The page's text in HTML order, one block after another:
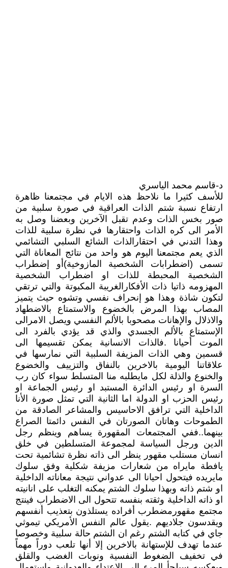
د-قاسم محمد الياسري
للأسف كثيرا ما نلاحظ هذه الايام في مجتمعنا ظاهرة
ارتفاع نسبة شتم الذات العراقية في صورة سلبية من
صور بخس الذات وعدم تقبل الآخرين وبعضنا وصل به
الأمر الى كره الذات واحتقارها في نظرة سلبية للذات
وهذا التدني في احتقارالذات الشائع السلبي التشائمي
الذي يعم مجتمعنا اليوم هو واحد من نتائج المعاناة التي
تسمى (اضطرابات الشخصية المازوخية)أو إضطراب
الشخصية المحبطة للذات او اضطراب الشخصية
المهزومه ذاتيا ذات الأفكارالغريبة المكبوتة والتي ترتقي
لتكون شاذة وهذا هو إنحراف نفسي وتشوه حيث يتميز
المصاب بهذا المرض بالخضوع والاستمتاع بالاضطهاد
والاذلال والإهانات مصحوبا بالألم النفسي ويصل الامرالى
الإستمتاع بالألم الجسدي والذي قد يؤدي بالفرد الى
الموت أحيانا .فالذات الانسانية يمكن تقسيمها الى
قسمين وهي الذات المزيفة السلبية التي نمارسها في
علاقاتنا اليومية بالاخرين بالنفاق والتزييف والخضوع
والخنوع والذلة لكل مايطلبه منا المتسلط سواء كان رب
السرة او رئيس الدائرة المستبد او رئيس الجماعة او
رئيس الحزب او الدولة اما الثانية التي تمثل صورة الأنا
الداخلية التي ترافق الاحاسيس والمشاعر الصادقة من
الطموحات وهاتان الصورتان في النفس دائمتا الصراع
بينهما..ففي المجتمعات المقهورة يساهم وينظم رجل
الدين ورجل السياسة لمجموعة المتسلطين في خلق
انسان مستلب مقهور ينظر الى ذاته نظرة تشائمية تحت
يافطة مايراه من شعارات مزيفة شكلية وفق سلوك
مايريده فيتحول احيانا الى عدواني نتيجة معاناته الداخلية
او شتم ذاته وبهذا سلوك الشتم يمكنه التغلب على انانيته
او ذاته الداخلية وثقته بنفسه تتحول الى الاضطراب فينتج
مجتمع مقهورمضطرب أفراده يستلذون بتعذيب أنفسهم
ويقدسون جلاديهم .يقول عالم النفس الأمريكي تيموثي
جاي في كتابه الشتم رغم ان الشتم حالة سلبية وخصوصا
عندما تهدف للإستهانة بالاخرين إلا أنها تلعب دوراً مهماً
في تخفيف الضغوط النفسية ونوبات الغضب والقلق